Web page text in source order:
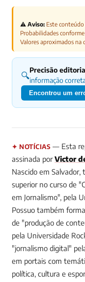
⚠️ Aviso: Este
Probabilidades
Valores aproximados na
🔍Precisão
informação
Encontrou um
✦ NOTÍCIAS — Esta
assinada porVictor
Nascido em Salvador,
superior no curso de
em Jornalismo", pela
Possuo também
de "produção de
pela Universidade
"jornalismo digital"
em portais com
política, cultura e